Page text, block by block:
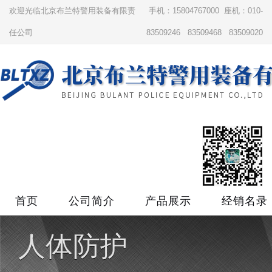
欢迎光临北京布兰特警用装备有限责
任公司
手机：15804767000 座机：010-
83509246 83509468 83509020
首页 公司简介 产品展示 经销名录
人体防护